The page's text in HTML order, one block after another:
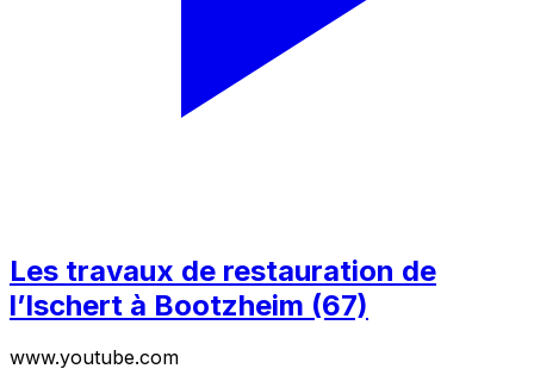
Les travaux de restauration de
l’Ischert à Bootzheim (67)
www.youtube.com